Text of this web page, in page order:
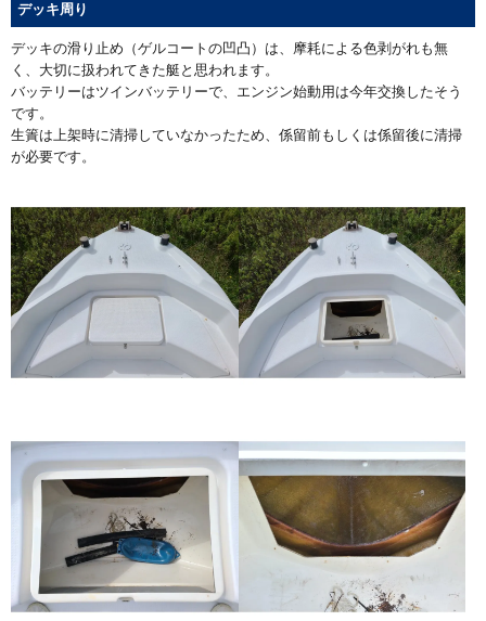
デッキ周り
デッキの滑り止め（ゲルコートの凹凸）は、摩耗による色剥がれも無
く、大切に扱われてきた艇と思われます。
バッテリーはツインバッテリーで、エンジン始動用は今年交換したそう
です。
生簀は上架時に清掃していなかったため、係留前もしくは係留後に清掃
が必要です。